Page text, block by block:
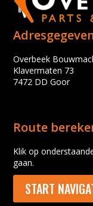
Overbeek
Klavermaten 73
7472 DD Goor
Route
Klik op
gaan.
START